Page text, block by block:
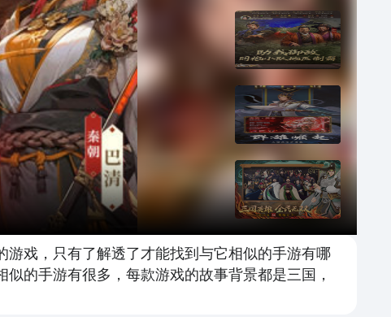
戏，只有了解透了才能找到与它相似的手游有哪
的手游有很多，每款游戏的故事背景都是三国，